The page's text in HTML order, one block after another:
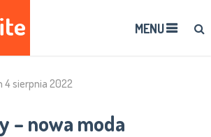
MENU
4 sierpnia 2022
– nowa moda